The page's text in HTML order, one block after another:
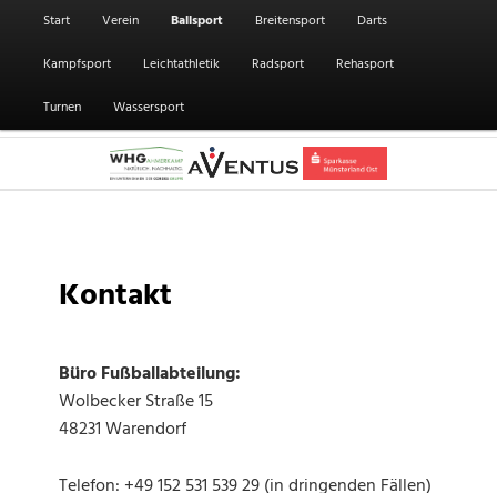
Hauptmenü
Start Verein Ballsport Breitensport
Darts
Kampfsport
Leichtathletik Radsport
Rehasport
Turnen
Wassersport
Kontakt
Büro Fußballabteilung:
Wolbecker Straße 15
48231 Warendorf
Telefon: +49 152 531 539 29 (in dringenden Fällen)